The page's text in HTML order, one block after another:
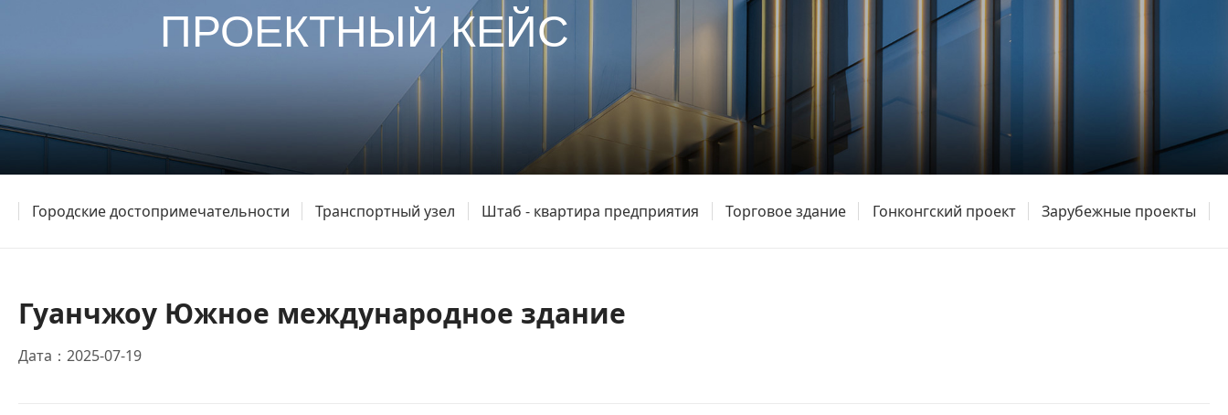
ПРОЕКТНЫЙ КЕЙС
Городские достопримечательности Транспортный узел Штаб - квартира предприятия Торговое здание Гонконгский проект Зарубежные проекты
Гуанчжоу Южное международное здание
Дата：2025-07-19